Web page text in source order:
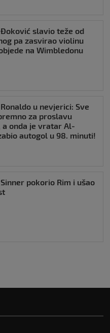
slavio teže od
pa zasvirao violinu
na Wimbledonu
u nevjerici: Sve
za proslavu
a onda je vratar Al-
autogol u 98. minuti!
pokorio Rim i ušao